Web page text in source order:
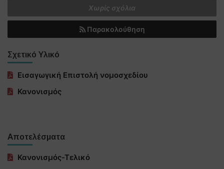
Χωρίς σχόλια
Παρακολούθηση
Σχετικό Υλικό
Εισαγωγική Επιστολή νομοσχεδίου
Κανονισμός
Αποτελέσματα
Κανονισμός-Τελικό